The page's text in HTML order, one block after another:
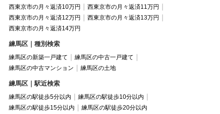
西東京市の月々返済10万円
西東京市の月々返済11万円
西東京市の月々返済12万円
西東京市の月々返済13万円
西東京市の月々返済14万円
練馬区｜種別検索
練馬区の新築一戸建て
練馬区の中古一戸建て
練馬区の中古マンション
練馬区の土地
練馬区｜駅近検索
練馬区の駅徒歩5分以内
練馬区の駅徒歩10分以内
練馬区の駅徒歩15分以内
練馬区の駅徒歩20分以内